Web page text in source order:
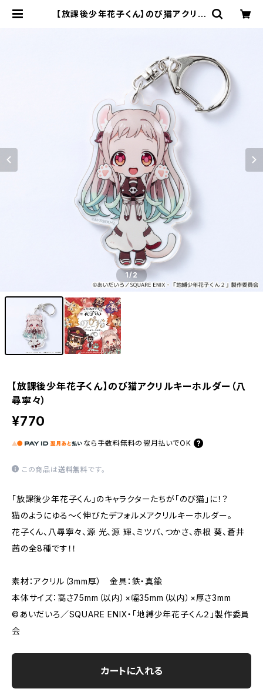
【放課後少年花子くん】のび猫アクリル
1/2
【放課後少年花子くん】のび猫アクリルキーホルダー（八
尋寧々）
¥770
なら 手数料無料の 翌月払いでOK
この商品は送料無料です。
「放課後少年花子くん」のキャラクターたちが「のび猫」に！？
猫のようにゆる〜く伸びたデフォルメアクリルキーホルダー。
花子くん、八尋寧々、源 光、源 輝、ミツバ、つかさ、赤根 葵、蒼井
茜の全8種です！！
素材：アクリル（3mm厚） 金具：鉄・真鍮
本体サイズ：高さ75mm（以内）×幅35mm（以内）×厚さ3mm
©︎あいだいろ／SQUARE ENIX・「地縛少年花子くん２」製作委員
会
カートに入れる